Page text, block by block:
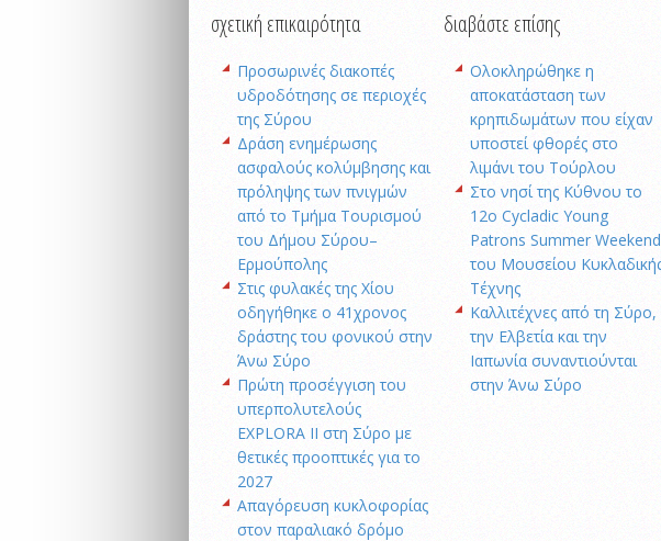
σχετική επικαιρότητα
Προσωρινές διακοπές
υδροδότησης σε περιοχές
της Σύρου
Δράση ενημέρωσης
ασφαλούς κολύμβησης και
πρόληψης των πνιγμών
από το Τμήμα Τουρισμού
του Δήμου Σύρου–
Ερμούπολης
Στις φυλακές της Χίου
οδηγήθηκε ο 41χρονος
δράστης του φονικού στην
Άνω Σύρο
Πρώτη προσέγγιση του
υπερπολυτελούς
EXPLORA II στη Σύρο με
θετικές προοπτικές για το
2027
Απαγόρευση κυκλοφορίας
στον παραλιακό δρόμο
διαβάστε επίσης
Oλοκληρώθηκε η
αποκατάσταση των
κρηπιδωμάτων που είχαν
υποστεί φθορές στο
λιμάνι του Τούρλου
Στο νησί της Κύθνου το
12ο Cycladic Young
Patrons Summer Weekend
του Μουσείου
Τέχνης
Καλλιτέχνες από τη Σύρο,
την Ελβετία και την
Ιαπωνία συναντιούνται
στην Άνω Σύρο